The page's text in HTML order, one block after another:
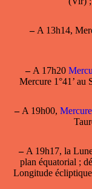
–A 13h14,
–A 17h20
Mercure 1°41’ au
–A 19h00, Mercure
–A 19h17, la
plan équatorial ;
Longitude